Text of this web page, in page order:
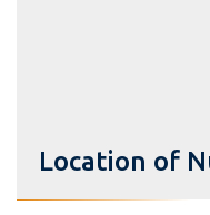
Location of